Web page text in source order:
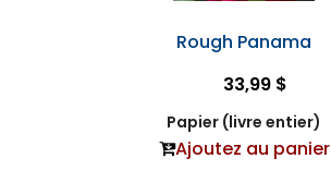
Rough Panama
33,99 $
Papier (livre entier)
Ajoutez au panier